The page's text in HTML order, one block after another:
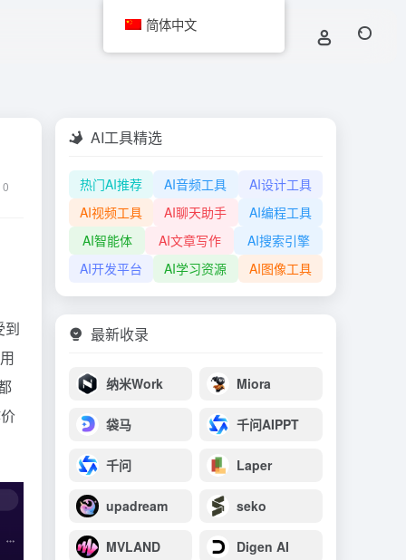
0
到
AI工具精选
热门AI推荐 AI音频工具
AI设计工具
AI视频工具
AI聊天助手
AI编程工具
AI智能体
AI文章写作
AI搜索引擎
AI开发平台
AI学习资源 AI图像工具
最新收录
纳米Work Miora
袋马 千问AIPPT
千问 Laper
upadream seko
MVLAND Digen AI
简体中文